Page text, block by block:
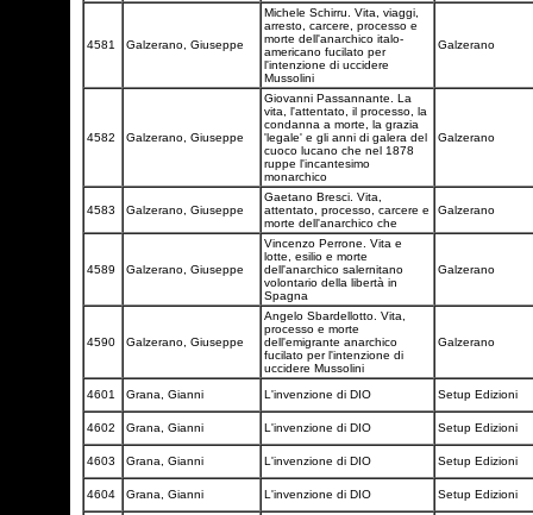
4581 Galzerano, Giuseppe
Michele Schirru. Vita, viaggi,
arresto, carcere, processo e
morte dell'anarchico italo-
americano fucilato per
l'intenzione di uccidere
Mussolini
Galzerano
4582 Galzerano, Giuseppe
Giovanni Passannante. La
vita, l'attentato, il processo, la
condanna a morte, la grazia
'legale' e gli anni di galera del
cuoco lucano che nel 1878
ruppe l'incantesimo
monarchico
Galzerano
4583 Galzerano, Giuseppe
Gaetano Bresci. Vita,
attentato, processo, carcere e
morte dell'anarchico che
Galzerano
4589 Galzerano, Giuseppe
Vincenzo Perrone. Vita e
lotte, esilio e morte
dell'anarchico salernitano
volontario della libertà in
Spagna
Galzerano
4590 Galzerano, Giuseppe
Angelo Sbardellotto. Vita,
processo e morte
dell'emigrante anarchico
fucilato per l'intenzione di
uccidere Mussolini
Galzerano
4601 Grana, Gianni L'invenzione di DIO Setup Edizioni
4602 Grana, Gianni L'invenzione di DIO Setup Edizioni
4603 Grana, Gianni L'invenzione di DIO Setup Edizioni
4604 Grana, Gianni L'invenzione di DIO Setup Edizioni